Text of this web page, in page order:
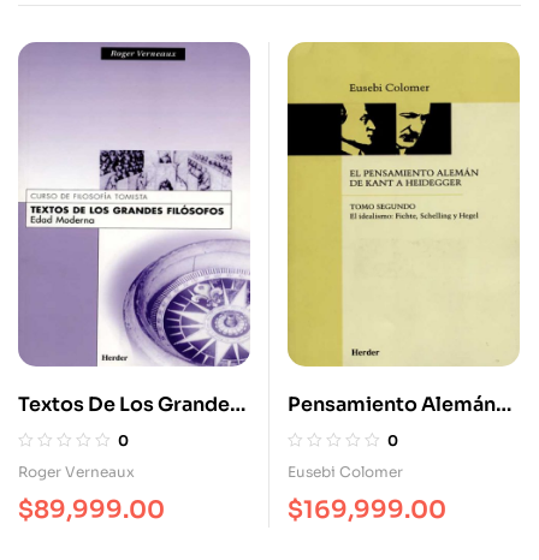
Textos De Los Grandes
Filósofos. Edad
Moderna
0
Roger Verneaux
$89,999.00
Pensamiento Alemán
(Tomo II) De Kant A
Heidegger. El
Schelling Y Hegel
0
Eusebi Colomer
$169,999.00